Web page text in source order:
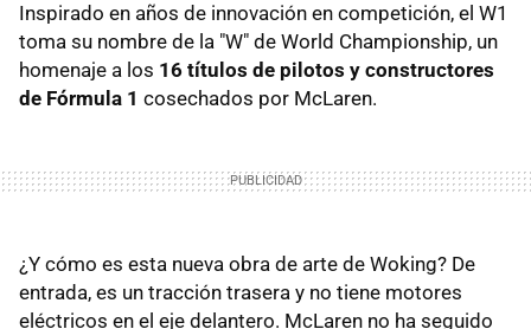
Inspirado en años de innovación en competición, el W1
toma su nombre de la "W" de World Championship, un
homenaje a los 16 títulos de pilotos y constructores
de Fórmula 1 cosechados por McLaren.
¿Y cómo es esta nueva obra de arte de Woking? De
entrada, es un tracción trasera y no tiene motores
eléctricos en el eje delantero. McLaren no ha seguido